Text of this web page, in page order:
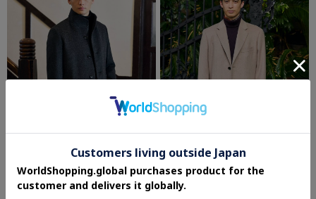
TAKEO KIKUCHI
カシミヤブレンド ビーバー調ピンヘッド
スタンドカラーコート
TAKEO KIKUCHI
カシミヤブレンド ビーバー調チェスター
コート